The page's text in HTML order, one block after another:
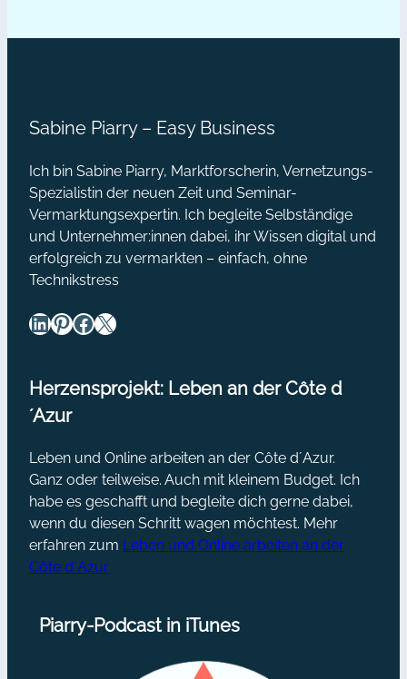
Kooperation perfekt: Dank einer
Sabine Piarry – Easy Business
Ich bin Sabine Piarry, Marktforscherin, Vernetzungs-
Spezialistin der neuen Zeit und Seminar-
Vermarktungsexpertin. Ich begleite Selbständige
und Unternehmer:innen dabei, ihr Wissen digital und
erfolgreich zu vermarkten – einfach, ohne
Technikstress
LinkedIn Pinterest Facebook X
Herzensprojekt: Leben an der Côte d
´Azur
Leben und Online arbeiten an der Côte d´Azur.
Ganz oder teilweise. Auch mit kleinem Budget. Ich
habe es geschafft und begleite dich gerne dabei,
wenn du diesen Schritt wagen möchtest. Mehr
erfahren zum Leben und Online arbeiten an der
Côte d´Azur
Piarry-Podcast in iTunes